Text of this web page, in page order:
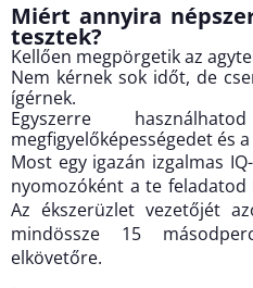
Miért annyira
tesztek?
Kellően megpörgetik az
Nem kérnek sok időt, de
ígérnek.
Egyszerre
megfigyelőképességedet és
Most egy igazán izgalmas
nyomozóként a te
Az ékszerüzlet vezetőjét
mindössze 15
elkövetőre.